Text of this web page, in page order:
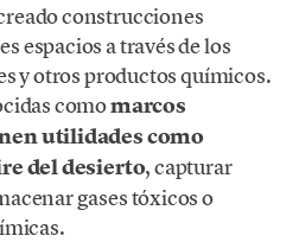
construcciones
espacios a través de los
y otros productos químicos.
comomarcos
utilidades como
del desierto, capturar
gases tóxicos o